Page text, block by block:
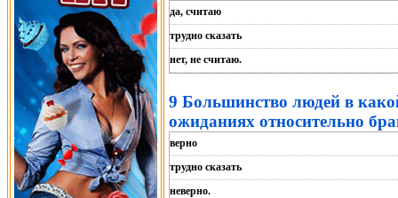
да, считаю
трудно сказать
нет, не считаю.
9 Большинство людей в
ожиданиях относительно
верно
трудно сказать
неверно.